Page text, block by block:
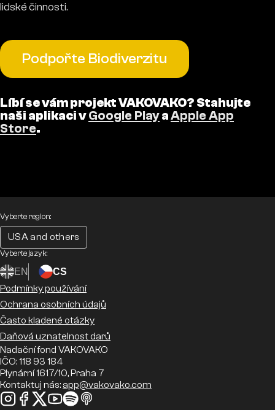
lidské činnosti.
Podpořte Biodiverzitu
Líbí se vám projekt VAKOVAKO? Stahujte
naši aplikaci vGoogle PlayaApple App
Store.
Vyberte region:
USA and others
Vyberte jazyk:
EN CS
Podmínky používání
Ochrana osobních údajů
Často kladené otázky
Daňová uznatelnost darů
Nadační fond VAKOVAKO
IČO: 118 93 184
Plynární 1617/10, Praha 7
Kontaktuj nás: app@vakovako.com